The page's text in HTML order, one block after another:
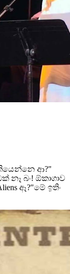
ආ?"
නෑ බං! ඕකාගාව
ඈ?"මේ ඉතිං